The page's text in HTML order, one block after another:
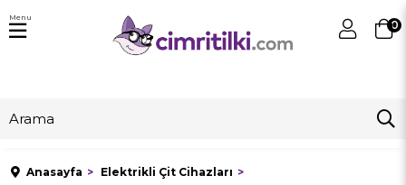
0
Menu
Anasayfa Elektrikli Çit Cihazları